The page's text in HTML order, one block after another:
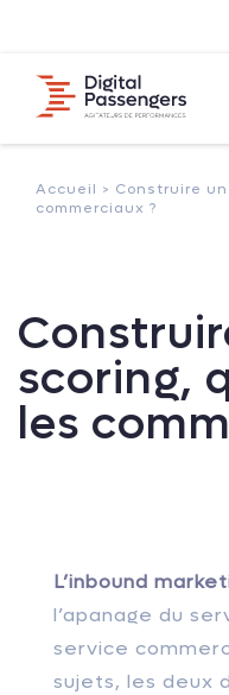
Accueil > Construire
commerciaux ?
scoring,
les
L’inbound
l’apanage du
service
sujets, les deux